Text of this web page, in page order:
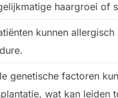
haargroei of
kunnen
genetische factoren
wat kan leiden